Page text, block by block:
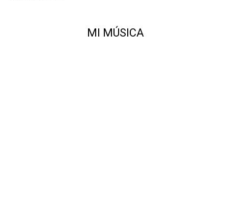
MI MÚSICA